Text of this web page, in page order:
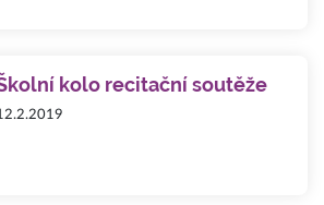
kolo recitační soutěže